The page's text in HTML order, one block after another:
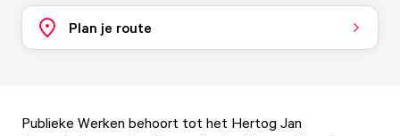
Plan je route
Publieke Werken behoort tot het Hertog Jan